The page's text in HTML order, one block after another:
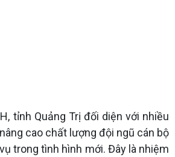
tỉnh Quảng Trị đối diện với nhiều
cao chất lượng đội ngũ cán bộ
trong tình hình mới. Đây là nhiệm